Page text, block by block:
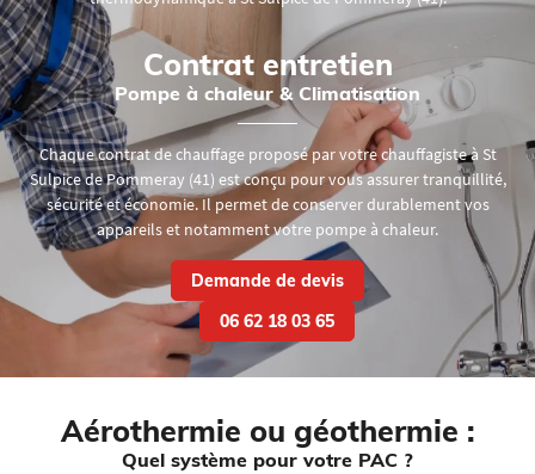
Contrat entretien
Pompe à chaleur & Climatisation
Chaque contrat de chauffage proposé par votre chauffagiste à St
Sulpice de Pommeray (41) est conçu pour vous assurer tranquillité,
sécurité et économie. Il permet de conserver durablement vos
appareils et notamment votre pompe à chaleur.
Demande de devis
06 62 18 03 65
Aérothermie ou géothermie :
Quel système pour votre PAC ?